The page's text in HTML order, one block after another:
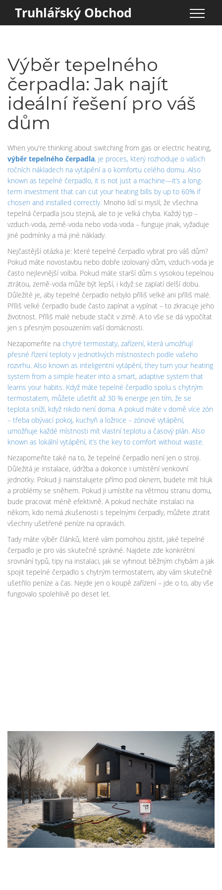
Truhlářský Obchod
Výběr tepelného
čerpadla: Jak najít
ideální řešení pro váš
dům
When you're thinking about switching from gas or electric heating,
výběr tepelného čerpadla, je proces, který rozhoduje o vašich
ročních nákladech na vytápění a o komfortu celého domu. Also
known as tepelné čerpadlo, it is not just a machine—it’s a long-
term investment that can cut your heating bills by up to 60% if
chosen and installed correctly. Mnoho lidí si myslí, že všechna
tepelná čerpadla jsou stejná, ale to je velká chyba. Každý typ –
vzduch-voda, země-voda nebo voda-voda – funguje jinak, vyžaduje
jiné podmínky a má jiné náklady.
Nejčastější otázka je: které tepelné čerpadlo vybrat pro váš dům?
Pokud máte novostavbu nebo dobře izolovaný dům, vzduch-voda je
často nejlevnější volba. Pokud máte starší dům s vysokou tepelnou
ztrátou, země-voda může být lepší, i když se zaplatí delší dobu.
Důležité je, aby tepelné čerpadlo nebylo příliš velké ani příliš malé.
Příliš velké čerpadlo bude často zapínat a vypínat – to zkracuje jeho
životnost. Příliš malé nebude stačit v zimě. A to vše se dá vypočítat
jen s přesným posouzením vaší domácnosti.
Nezapomeňte na chytré termostaty, zařízení, která umožňují
přesné řízení teploty v jednotlivých místnostech podle vašeho
rozvrhu. Also known as inteligentní vytápění, they turn your heating
system from a simple heater into a smart, adaptive system that
learns your habits. Když máte tepelné čerpadlo spolu s chytrým
termostatem, můžete ušetřit až 30 % energie jen tím, že se
teplota sníží, když nikdo není doma. A pokud máte v domě více zón
– třeba obývací pokoj, kuchyň a ložnice – zónové vytápění,
umožňuje každé místnosti mít vlastní teplotu a časový plán. Also
known as lokální vytápění, it’s the key to comfort without waste.
Nezapomeňte také na to, že tepelné čerpadlo není jen o stroji.
Důležitá je instalace, údržba a dokonce i umístění venkovní
jednotky. Pokud ji nainstalujete přímo pod oknem, budete mít hluk
a problémy se sněhem. Pokud ji umístíte na větrnou stranu domu,
bude pracovat méně efektivně. A pokud necháte instalaci na
někom, kdo nemá zkušenosti s tepelnými čerpadly, můžete ztratit
všechny ušetřené peníze na opravách.
Tady máte výběr článků, které vám pomohou zjistit, jaké tepelné
čerpadlo je pro vás skutečně správné. Najdete zde konkrétní
srovnání typů, tipy na instalaci, jak se vyhnout běžným chybám a jak
spojit tepelné čerpadlo s chytrým termostatem, aby vám skutečně
ušetřilo peníze a čas. Nejde jen o koupě zařízení – jde o to, aby vše
fungovalo spolehlivě po deset let.